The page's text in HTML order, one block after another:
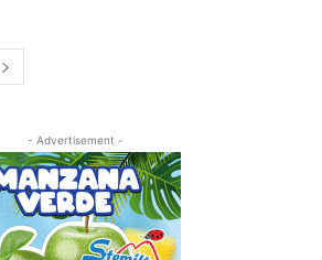
- Advertisement -